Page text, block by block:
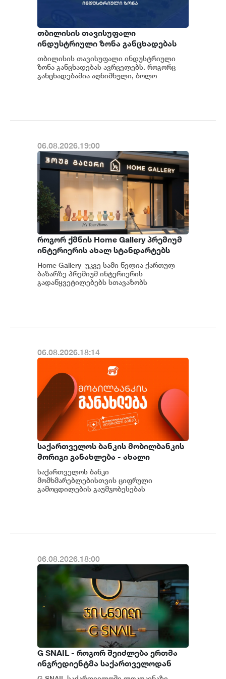
თბილისის თავისუფალი
ინდუსტრიული ზონა განცხადებას
ავრცელებს
თბილისის თავისუფალი ინდუსტრიული
ზონა განცხადებას ავრცელებს. როგორც
განცხადებაშია აღნიშნული, ბოლო
06.08.2026.19:00
როგორ ქმნის Home Gallery პრემიუმ
ინტერიერის ახალ სტანდარტებს
საქართველოში
Home Gallery უკვე სამი წელია ქართულ
ბაზარზე პრემიუმ ინტერიერის
გადაწყვეტილებებს სთავაზობს
06.08.2026.18:14
საქართველოს ბანკის მობილბანკის
მორიგი განახლება - ახალი
შესაძლებლობები
მომხმარებლებისთვის
საქართველოს ბანკი
მომხმარებლებისთვის ციფრული
გამოცდილების გაუმჯობესებას
06.08.2026.18:00
G SNAIL - როგორ შეიძლება ერთმა
ინგრედიენტმა საქართველოდან
საერთაშორისო კულინარიულ